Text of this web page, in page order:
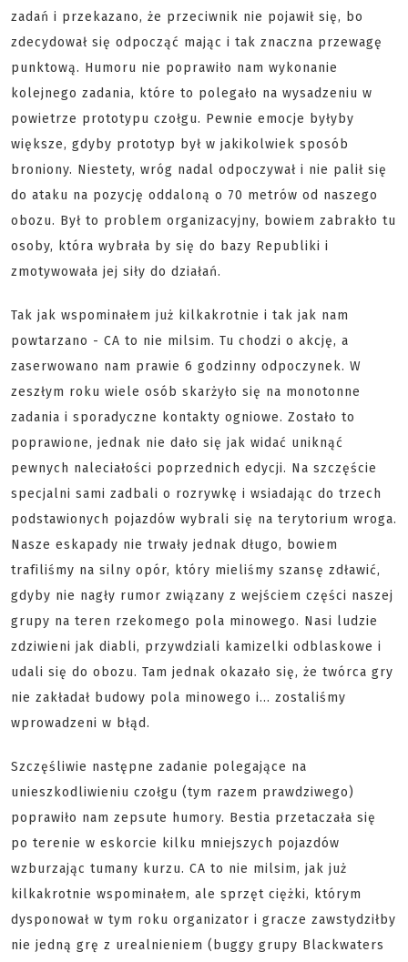
zadań i przekazano, że przeciwnik nie pojawił się, bo
zdecydował się odpocząć mając i tak znaczna przewagę
punktową. Humoru nie poprawiło nam wykonanie
kolejnego zadania, które to polegało na wysadzeniu w
powietrze prototypu czołgu. Pewnie emocje byłyby
większe, gdyby prototyp był w jakikolwiek sposób
broniony. Niestety, wróg nadal odpoczywał i nie palił się
do ataku na pozycję oddaloną o 70 metrów od naszego
obozu. Był to problem organizacyjny, bowiem zabrakło tu
osoby, która wybrała by się do bazy Republiki i
zmotywowała jej siły do działań.
Tak jak wspominałem już kilkakrotnie i tak jak nam
powtarzano - CA to nie milsim. Tu chodzi o akcję, a
zaserwowano nam prawie 6 godzinny odpoczynek. W
zeszłym roku wiele osób skarżyło się na monotonne
zadania i sporadyczne kontakty ogniowe. Zostało to
poprawione, jednak nie dało się jak widać uniknąć
pewnych naleciałości poprzednich edycji. Na szczęście
specjalni sami zadbali o rozrywkę i wsiadając do trzech
podstawionych pojazdów wybrali się na terytorium wroga.
Nasze eskapady nie trwały jednak długo, bowiem
trafiliśmy na silny opór, który mieliśmy szansę zdławić,
gdyby nie nagły rumor związany z wejściem części naszej
grupy na teren rzekomego pola minowego. Nasi ludzie
zdziwieni jak diabli, przywdziali kamizelki odblaskowe i
udali się do obozu. Tam jednak okazało się, że twórca gry
nie zakładał budowy pola minowego i... zostaliśmy
wprowadzeni w błąd.
Szczęśliwie następne zadanie polegające na
unieszkodliwieniu czołgu (tym razem prawdziwego)
poprawiło nam zepsute humory. Bestia przetaczała się
po terenie w eskorcie kilku mniejszych pojazdów
wzburzając tumany kurzu. CA to nie milsim, jak już
kilkakrotnie wspominałem, ale sprzęt ciężki, którym
dysponował w tym roku organizator i gracze zawstydziłby
nie jedną grę z urealnieniem (buggy grupy Blackwaters